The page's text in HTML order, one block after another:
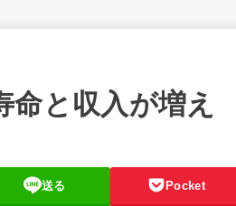
命と収入が増え
送る Pocket